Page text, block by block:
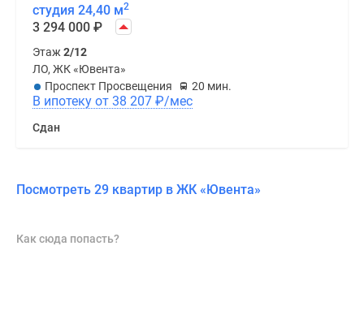
студия 24,40 м2
3 294 000 ₽
Этаж 2/12
ЛО, ЖК «Ювента»
Проспект Просвещения
20 мин.
В ипотеку от 38 207 ₽/мес
Сдан
Посмотреть 29 квартир в ЖК «Ювента»
Как сюда попасть?